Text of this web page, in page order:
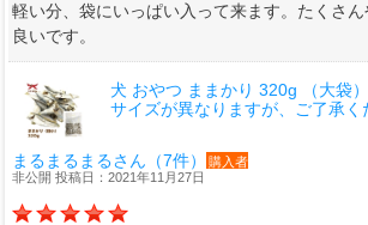
軽い分、袋にいっぱい入って来ます。たくさ
良いです。
犬 おやつ ままかり 320g （大
サイズが異なりますが、ご了承く
まるまるまるさん（7件）
購入者
非公開 投稿日：2021年11月27日